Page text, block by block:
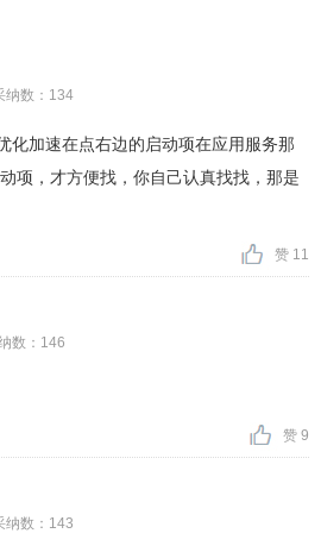
纳数：134
化加速在点右边的启动项在应用服务那
项，才方便找，你自己认真找找，那是
赞 11
数：146
赞 9
纳数：143